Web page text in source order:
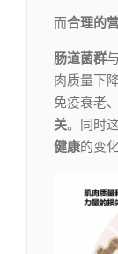
而合理的
肠道菌群
肉质量下
免疫衰老
关。同时
健康的变化